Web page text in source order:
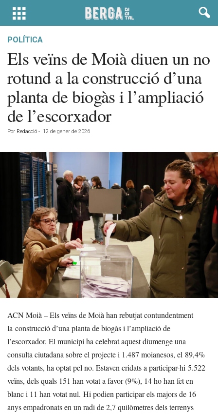
POLÍTICA
Els veïns de Moià diuen un no
rotund a la construcció d’una
planta de biogàs i l’ampliació
de l’escorxador
Por Redacció - 12 de gener de 2026
ACN Moià – Els veïns de Moià han rebutjat contundentment
la construcció d’una planta de biogàs i l’ampliació de
l’escorxador. El municipi ha celebrat aquest diumenge una
consulta ciutadana sobre el projecte i 1.487 moianesos, el 89,4%
dels votants, ha optat pel no. Estaven cridats a participar-hi 5.522
veïns, dels quals 151 han votat a favor (9%), 14 ho han fet en
blanc i 11 han votat nul. Hi podien participar els majors de 16
anys empadronats en un radi de 2,7 quilòmetres dels terrenys